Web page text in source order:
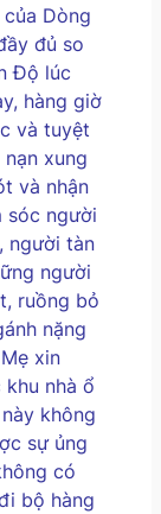
Dòng
đủ so
Độ lúc
hàng giờ
và tuyệt
xung
và nhận
sóc người
người tàn
người
ruồng bỏ
nặng
xin
nhà ổ
không
sự ủng
có
bộ hàng